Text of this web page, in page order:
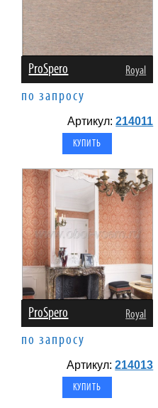
ProSpero Royal
по запросу
Артикул:214011
ProSpero Royal
по запросу
Артикул:214013